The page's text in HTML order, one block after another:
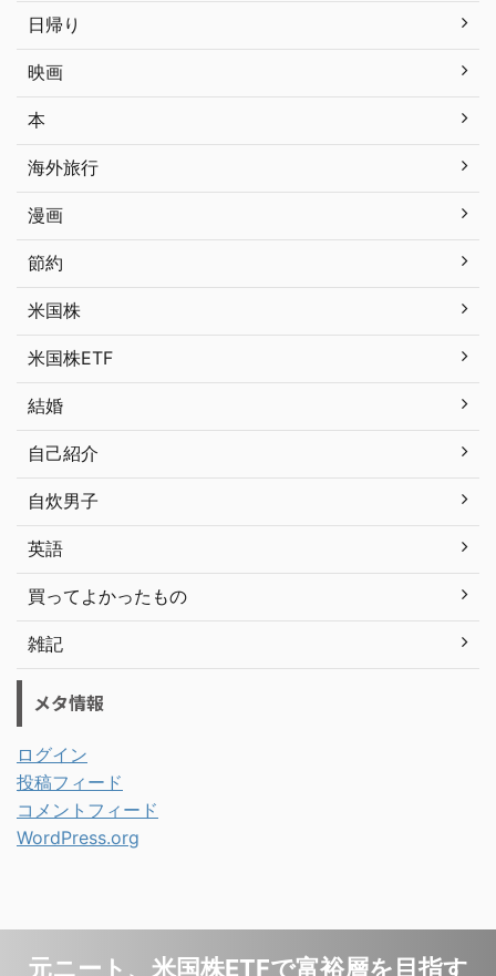
日帰り
映画
本
海外旅行
漫画
節約
米国株
米国株ETF
結婚
自己紹介
自炊男子
英語
買ってよかったもの
雑記
メタ情報
ログイン
投稿フィード
コメントフィード
WordPress.org
元ニート、米国株ETFで富裕層を目指す